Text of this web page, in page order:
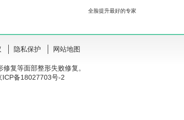
全脸提升最好的专家
隐私保护 网站地图
复等面部整形失败修复。
备18027703号-2